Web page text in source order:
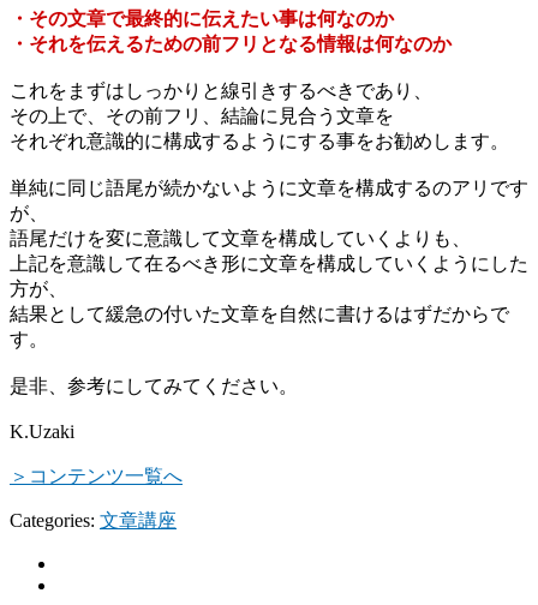
・その文章で最終的に伝えたい事は何なのか
・それを伝えるための前フリとなる情報は何なのか
これをまずはしっかりと線引きするべきであり、
その上で、その前フリ、結論に見合う文章を
それぞれ意識的に構成するようにする事をお勧めします。
単純に同じ語尾が続かないように文章を構成するのアリです
が、
語尾だけを変に意識して文章を構成していくよりも、
上記を意識して在るべき形に文章を構成していくようにした
方が、
結果として緩急の付いた文章を自然に書けるはずだからで
す。
是非、参考にしてみてください。
K.Uzaki
＞コンテンツ一覧へ
Categories: 文章講座